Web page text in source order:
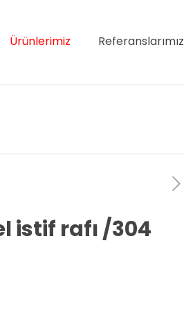
Ürünlerimiz Referanslarımız
istif rafı /304